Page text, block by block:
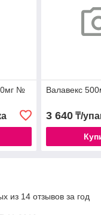
№
Валавекс
3 640₸/
из 14 отзывов за год